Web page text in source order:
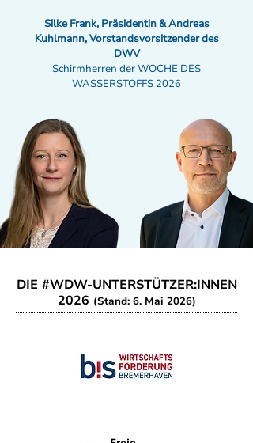
Silke Frank, Präsidentin & Andreas
Kuhlmann, Vorstandsvorsitzender des
DWV
Schirmherren der WOCHE DES
WASSERSTOFFS 2026
DIE #WDW-UNTERSTÜTZER:INNEN
2026 (Stand: 6. Mai 2026)